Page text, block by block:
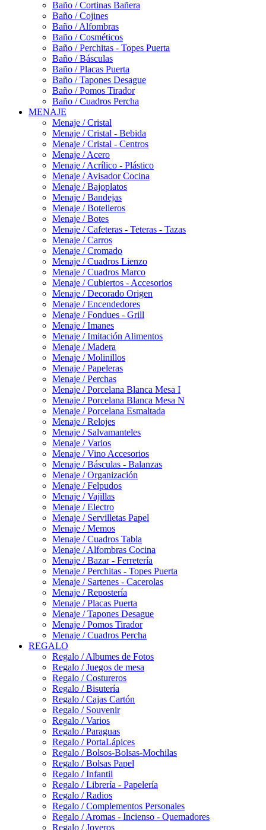
Baño / Cortinas Bañera
Baño / Cojines
Baño / Alfombras
Baño / Cosméticos
Baño / Perchitas - Topes Puerta
Baño / Básculas
Baño / Placas Puerta
Baño / Tapones Desague
Baño / Pomos Tirador
Baño / Cuadros Percha
MENAJE
Menaje / Cristal
Menaje / Cristal - Bebida
Menaje / Cristal - Centros
Menaje / Acero
Menaje / Acrílico - Plástico
Menaje / Avisador Cocina
Menaje / Bajoplatos
Menaje / Bandejas
Menaje / Botelleros
Menaje / Botes
Menaje / Cafeteras - Teteras - Tazas
Menaje / Carros
Menaje / Cromado
Menaje / Cuadros Lienzo
Menaje / Cuadros Marco
Menaje / Cubiertos - Accesorios
Menaje / Decorado Origen
Menaje / Encendedores
Menaje / Fondues - Grill
Menaje / Imanes
Menaje / Imitación Alimentos
Menaje / Madera
Menaje / Molinillos
Menaje / Papeleras
Menaje / Perchas
Menaje / Porcelana Blanca Mesa I
Menaje / Porcelana Blanca Mesa N
Menaje / Porcelana Esmaltada
Menaje / Relojes
Menaje / Salvamanteles
Menaje / Varios
Menaje / Vino Accesorios
Menaje / Básculas - Balanzas
Menaje / Organización
Menaje / Felpudos
Menaje / Vajillas
Menaje / Electro
Menaje / Servilletas Papel
Menaje / Memos
Menaje / Cuadros Tabla
Menaje / Alfombras Cocina
Menaje / Bazar - Ferretería
Menaje / Perchitas - Topes Puerta
Menaje / Sartenes - Cacerolas
Menaje / Repostería
Menaje / Placas Puerta
Menaje / Tapones Desague
Menaje / Pomos Tirador
Menaje / Cuadros Percha
REGALO
Regalo / Albumes de Fotos
Regalo / Juegos de mesa
Regalo / Costureros
Regalo / Bisutería
Regalo / Cajas Cartón
Regalo / Souvenir
Regalo / Varios
Regalo / Paraguas
Regalo / PortaLápices
Regalo / Bolsos-Bolsas-Mochilas
Regalo / Bolsas Papel
Regalo / Infantil
Regalo / Librería - Papelería
Regalo / Radios
Regalo / Complementos Personales
Regalo / Aromas - Incienso - Quemadores
Regalo / Joyeros